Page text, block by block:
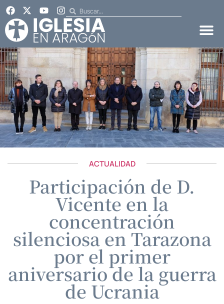
ACTUALIDAD
Participación de D.
Vicente en la
concentración
silenciosa en Tarazona
por el primer
aniversario de la guerra
de Ucrania